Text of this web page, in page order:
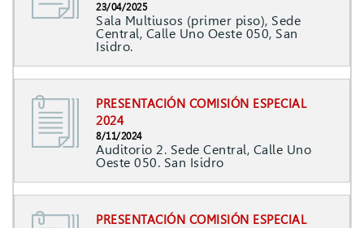
23/04/2025
Sala Multiusos (primer piso), Sede
Central, Calle Uno Oeste 050, San
Isidro.
PRESENTACIÓN COMISIÓN ESPECIAL
2024
8/11/2024
Auditorio 2. Sede Central, Calle Uno
Oeste 050. San Isidro
PRESENTACIÓN COMISIÓN ESPECIAL